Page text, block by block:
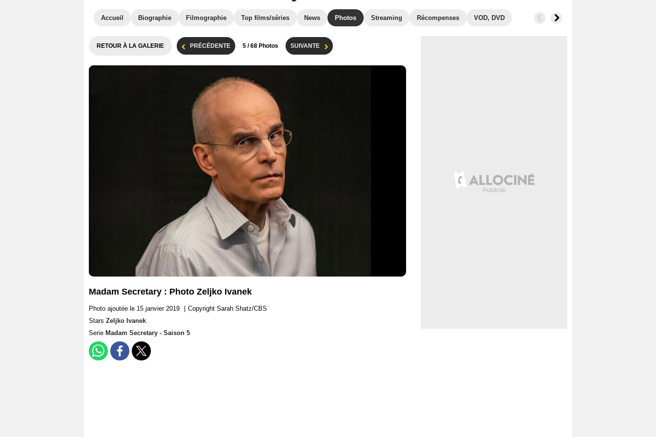
Accueil Biographie Filmographie Top films/séries News Photos Streaming Récompenses VOD, DVD
RETOUR À LA GALERIE PRÉCÉDENTE 5 / 68 Photos SUIVANTE
Madam Secretary : Photo Zeljko Ivanek
Photo ajoutée le 15 janvier 2019
Copyright Sarah Shatz/CBS
Stars Zeljko Ivanek
Serie Madam Secretary - Saison 5